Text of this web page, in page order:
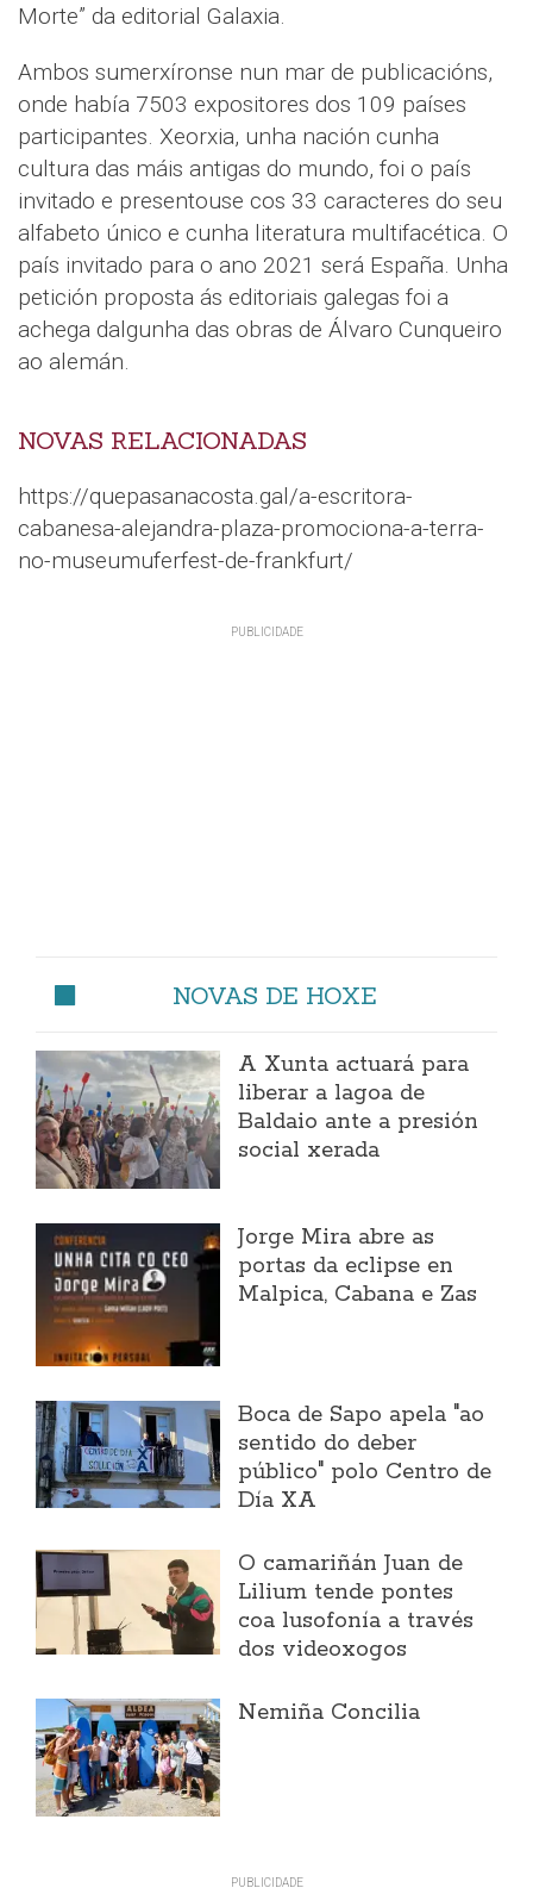
Morte” da editorial Galaxia.
Ambos sumerxíronse nun mar de publicacións,
onde había 7503 expositores dos 109 países
participantes. Xeorxia, unha nación cunha
cultura das máis antigas do mundo, foi o país
invitado e presentouse cos 33 caracteres do seu
alfabeto único e cunha literatura multifacética. O
país invitado para o ano 2021 será España. Unha
petición proposta ás editoriais galegas foi a
achega dalgunha das obras de Álvaro Cunqueiro
ao alemán.
NOVAS RELACIONADAS
https://quepasanacosta.gal/a-escritora-
cabanesa-alejandra-plaza-promociona-a-terra-
no-museumuferfest-de-frankfurt/
NOVAS DE HOXE
A Xunta actuará para
liberar a lagoa de
Baldaio ante a presión
social xerada
Jorge Mira abre as
portas da eclipse en
Malpica, Cabana e Zas
Boca de Sapo apela "ao
sentido do deber
público" polo Centro de
Día XA
O camariñán Juan de
Lilium tende pontes
coa lusofonía a través
dos videoxogos
Nemiña Concilia